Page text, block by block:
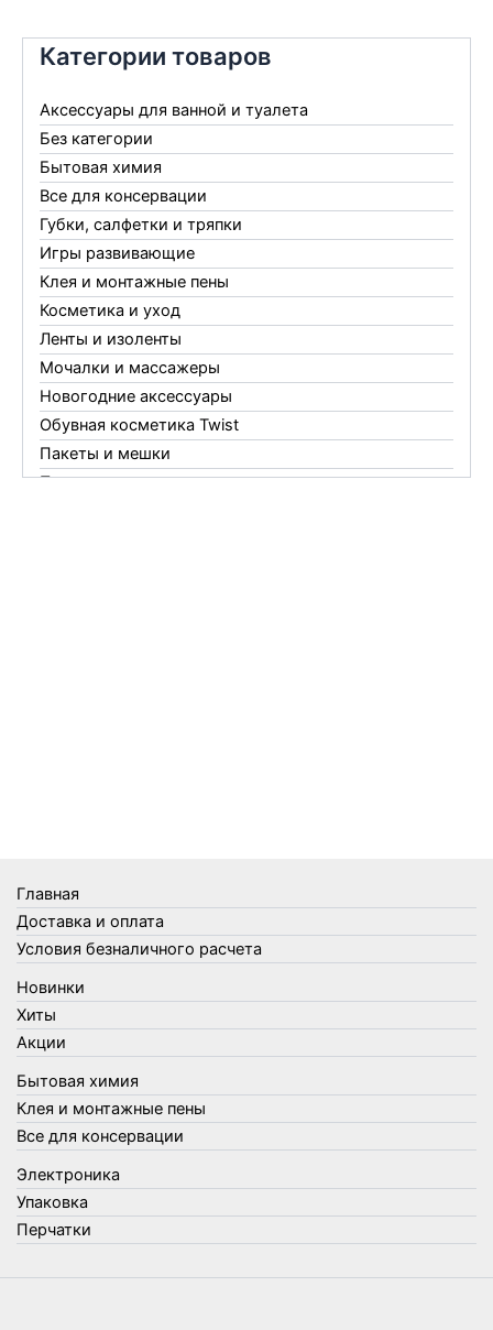
Категории товаров
Аксессуары для ванной и туалета
Без категории
Бытовая химия
Все для консервации
Губки, салфетки и тряпки
Игры развивающие
Клея и монтажные пены
Косметика и уход
Ленты и изоленты
Мочалки и массажеры
Новогодние аксессуары
Обувная косметика Twist
Пакеты и мешки
Перчатки
Товары для кухни
Товары для сада и огорода
Товары для туризма и отдыха
Упаковка
Утеплители и прочее
Фонари, лампы и удлинители
Хозяйственные товары
Швабры, стекломои, черенки и насадки
Шнуры, веревки и шпагаты
Электроника
Элементы питания
Главная
Доставка и оплата
Условия безналичного расчета
Новинки
Хиты
Акции
Бытовая химия
Клея и монтажные пены
Все для консервации
Электроника
Упаковка
Перчатки